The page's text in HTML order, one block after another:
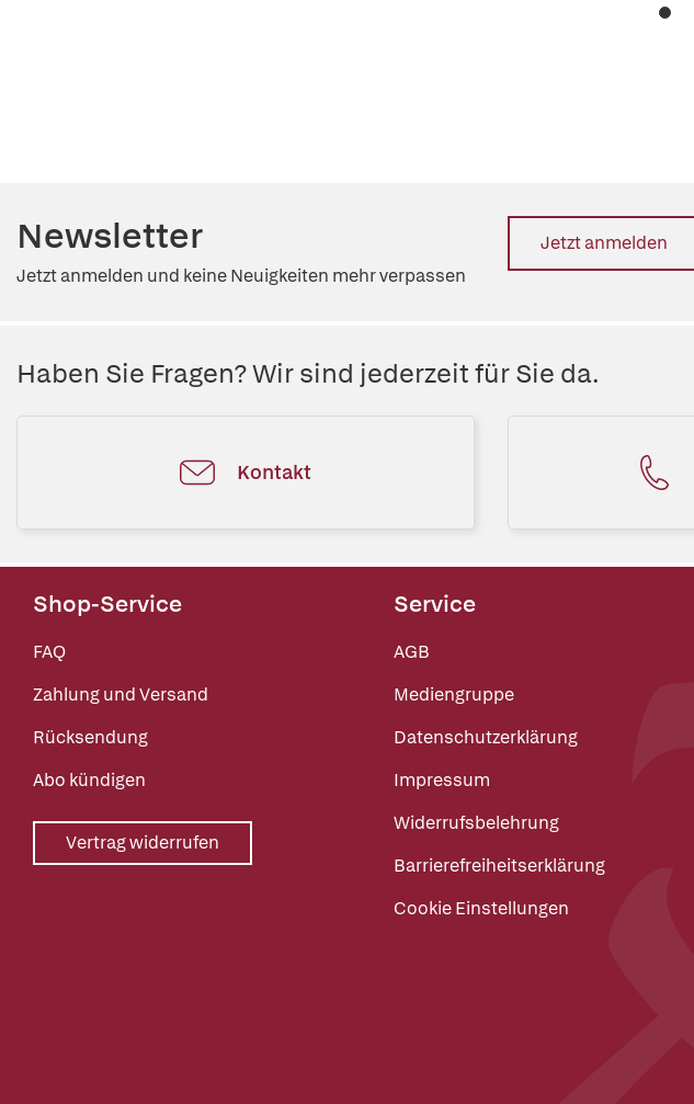
Newsletter
Jetzt anmelden und keine Neuigkeiten mehr verpassen
Jetzt anmelden
Haben Sie Fragen? Wir sind jederzeit für Sie da.
Kontakt
Shop-Service
FAQ
Zahlung und Versand
Rücksendung
Abo kündigen
Vertrag widerrufen
Service
AGB
Mediengruppe
Datenschutzerklärung
Impressum
Widerrufsbelehrung
Barrierefreiheitserklärung
Cookie Einstellungen